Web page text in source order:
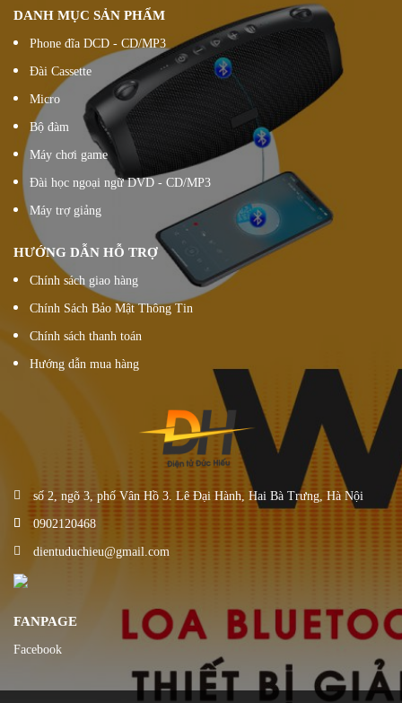
DANH MỤC SẢN PHẨM
Phone đĩa DCD - CD/MP3
Đài Cassette
Micro
Bộ đàm
Máy chơi game
Đài học ngoại ngữ DVD - CD/MP3
Máy trợ giảng
HƯỚNG DẪN HỖ TRỢ
Chính sách giao hàng
Chính Sách Bảo Mật Thông Tin
Chính sách thanh toán
Hướng dẫn mua hàng
số 2, ngõ 3, phố Vân Hồ 3. Lê Đại Hành, Hai Bà Trưng, Hà Nội
0902120468
dientuduchieu@gmail.com
FANPAGE
Facebook